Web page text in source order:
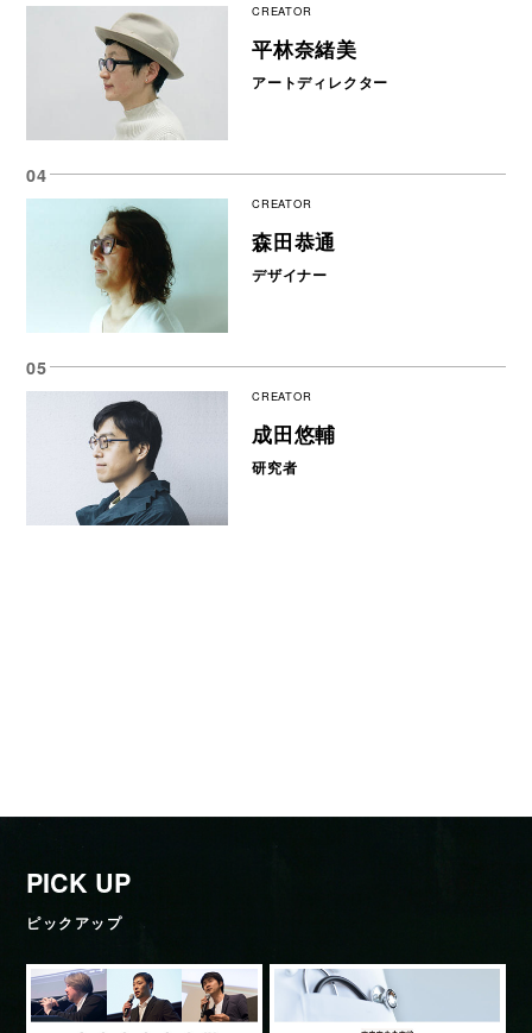
CREATOR
平林奈緒美
アートディレクター
CREATOR
森田恭通
デザイナー
CREATOR
成田悠輔
研究者
PICK UP
ピックアップ